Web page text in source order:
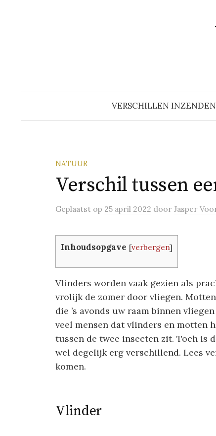
VERSCHILLEN
NATUUR
Verschil tussen
Geplaatst op 25 april 2022 door Jasper
Inhoudsopgave [verbergen]
Vlinders worden vaak gezien als
vrolijk de zomer door vliegen.
die ’s avonds uw raam binnen
veel mensen dat vlinders en motten
tussen de twee insecten zit. Toch is
wel degelijk erg verschillend. Lees
komen.
Vlinder